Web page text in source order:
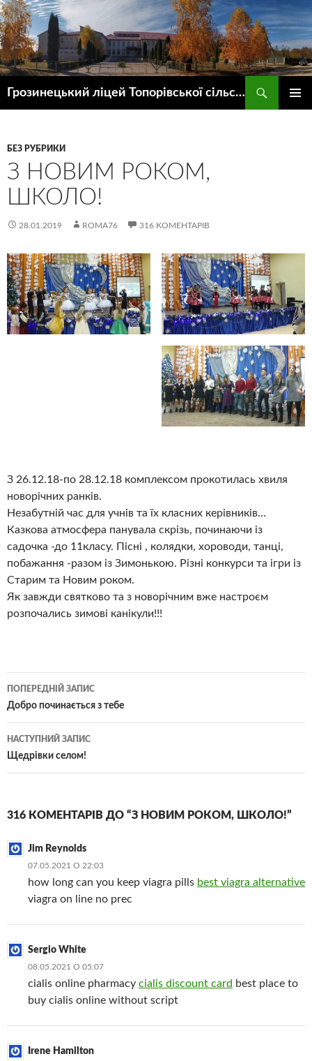
Грозинецький ліцей Топорівської сільської ради
БЕЗ РУБРИКИ
З НОВИМ РОКОМ,
ШКОЛО!
28.01.2019 ROMA76 316 КОМЕНТАРІВ
З 26.12.18-по 28.12.18 комплексом прокотилась хвиля
новорічних ранків.
Незабутній час для учнів та їх класних керівників…
Казкова атмосфера панувала скрізь, починаючи із
садочка -до 11класу. Пісні , колядки, хороводи, танці,
побажання -разом із Зимонькою. Різні конкурси та ігри із
Старим та Новим роком.
Як завжди святково та з новорічним вже настроєм
розпочались зимові канікули!!!
Навігація
по
записам
ПОПЕРЕДНІЙ ЗАПИС
Добро починається з тебе
НАСТУПНИЙ ЗАПИС
Щедрівки селом!
316 КОМЕНТАРІВ ДО “З НОВИМ РОКОМ, ШКОЛО!”
Jim Reynolds
07.05.2021 О 22:03
how long can you keep viagra pills best viagra alternative
viagra on line no prec
Sergio White
08.05.2021 О 05:07
cialis online pharmacy cialis discount card best place to
buy cialis online without script
Irene Hamilton